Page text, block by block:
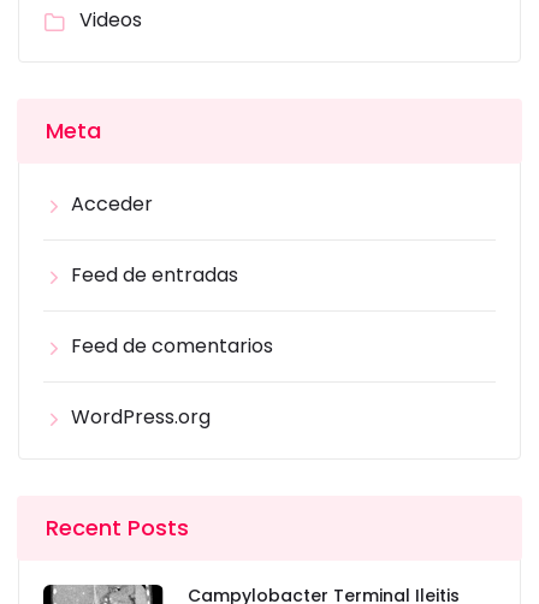
Videos
Meta
Acceder
Feed de entradas
Feed de comentarios
WordPress.org
Recent Posts
Campylobacter Terminal Ileitis